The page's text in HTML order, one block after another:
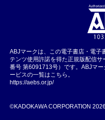
ABJマークは、この電子書店・電子
テンツ使用許諾を得た正規版配信
番号 第6091713号）です。ABJマ
ービスの一覧はこちら。
https://aebs.or.jp/
©KADOKAWA CORPORATION 2026